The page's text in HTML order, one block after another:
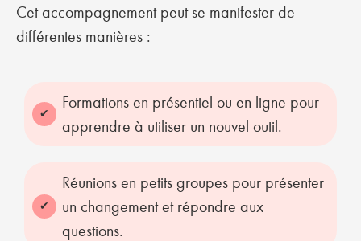
Cet accompagnement peut se manifester de
différentes manières :
Formations en présentiel ou en ligne pour
apprendre à utiliser un nouvel outil.
Réunions en petits groupes pour présenter
un changement et répondre aux
questions.